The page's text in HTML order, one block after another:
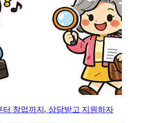
터 창업까지, 상담받고 지원하자